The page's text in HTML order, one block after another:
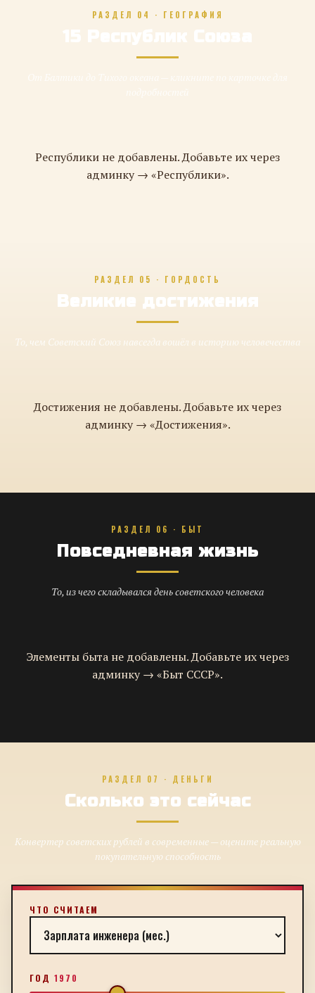
РАЗДЕЛ 04 · ГЕОГРАФИЯ
15 Республик Союза
Республики не добавлены. Добавьте их через
админку → «Республики».
РАЗДЕЛ 05 · ГОРДОСТЬ
Великие достижения
То, чем Советский Союз навсегда вошёл в историю человечества
Достижения не добавлены. Добавьте их через
админку → «Достижения».
РАЗДЕЛ 06 · БЫТ
Повседневная жизнь
То, из чего складывался день советского человека
Элементы быта не добавлены. Добавьте их через
админку → «Быт СССР».
РАЗДЕЛ 07 · ДЕНЬГИ
Сколько это сейчас
Конвертер советских рублей в современные — оцените реальную
покупательную способность
ЧТО СЧИТАЕМ
ГОД 1970